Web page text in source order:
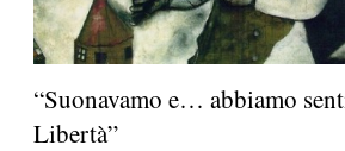
“Suonavamo e… abbiamo
Libertà”